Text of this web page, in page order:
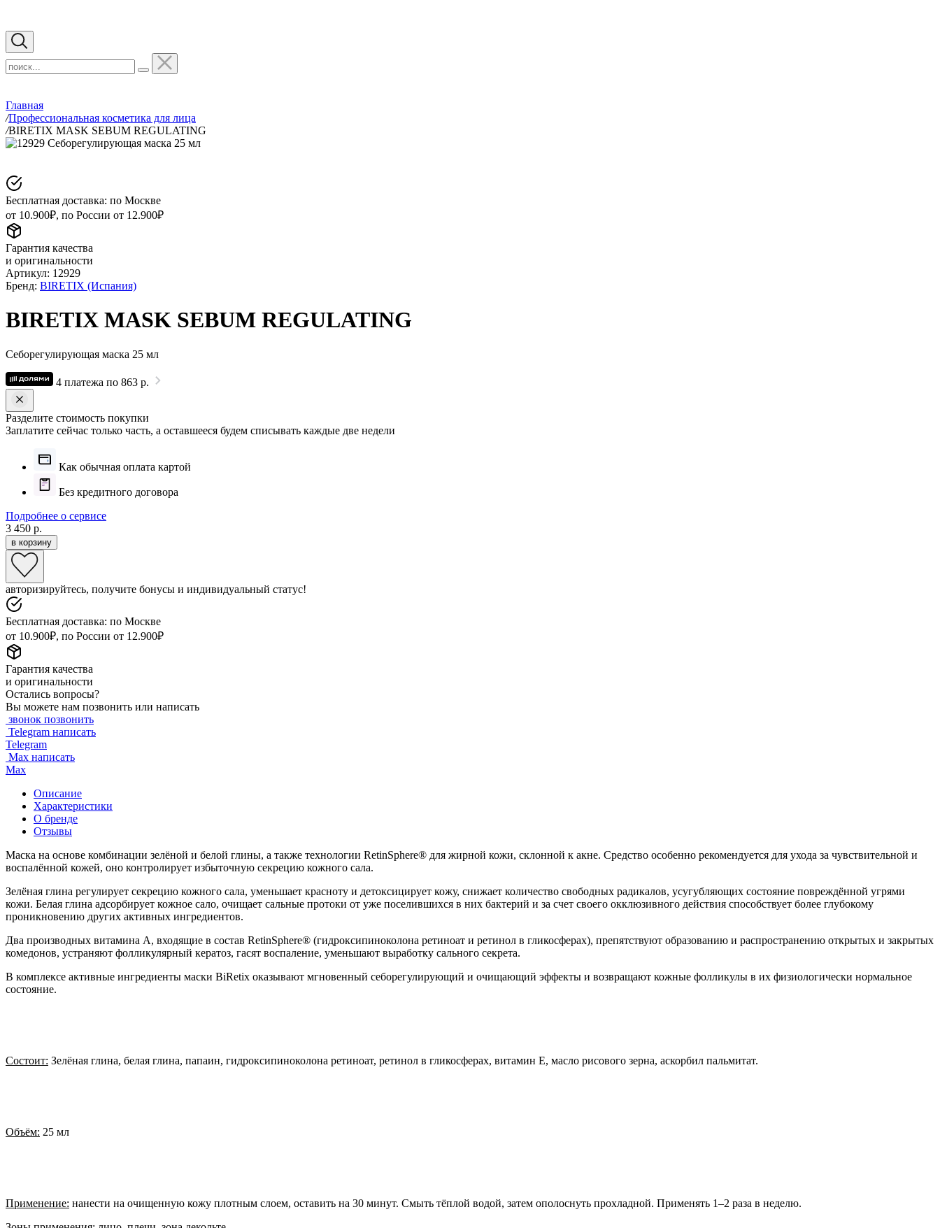
Главная
/Профессиональная косметика для лица
/BIRETIX MASK SEBUM REGULATING
Бесплатная доставка: по Москве
от 10.900₽, по России от 12.900₽
Гарантия качества
и оригинальности
Артикул: 12929
Бренд: BIRETIX (Испания)
BIRETIX MASK SEBUM REGULATING
Себорегулирующая маска 25 мл
4 платежа по 863 р.
Разделите стоимость покупки
Заплатите сейчас только часть, а оставшееся будем списывать каждые две недели
Как обычная оплата картой
Без кредитного договора
Подробнее о сервисе
3 450 р.
в корзину
авторизируйтесь, получите бонусы и индивидуальный статус!
Бесплатная доставка: по Москве
от 10.900₽, по России от 12.900₽
Гарантия качества
и оригинальности
Остались вопросы?
Вы можете нам позвонить или написать
звонок позвонить
Telegram написать
Telegram
Max написать
Max
Описание
Характеристики
О бренде
Отзывы
Маска на основе комбинации зелёной и белой глины, а также технологии RetinSphere® для жирной кожи, склонной к акне. Средство особенно рекомендуется для ухода за чувствительной и
воспалённой кожей, оно контролирует избыточную секрецию кожного сала.
Зелёная глина регулирует секрецию кожного сала, уменьшает красноту и детоксицирует кожу, снижает количество свободных радикалов, усугубляющих состояние повреждённой угрями
кожи. Белая глина адсорбирует кожное сало, очищает сальные протоки от уже поселившихся в них бактерий и за счет своего окклюзивного действия способствует более глубокому
проникновению других активных ингредиентов.
Два производных витамина А, входящие в состав RetinSphere® (гидроксипиноколона ретиноат и ретинол в гликосферах), препятствуют образованию и распространению открытых и закрытых
комедонов, устраняют фолликулярный кератоз, гасят воспаление, уменьшают выработку сального секрета.
В комплексе активные ингредиенты маски BiRetix оказывают мгновенный себорегулирующий и очищающий эффекты и возвращают кожные фолликулы в их физиологически нормальное
состояние.
Состоит: Зелёная глина, белая глина, папаин, гидроксипиноколона ретиноат, ретинол в гликосферах, витамин Е, масло рисового зерна, аскорбил пальмитат.
Объём: 25 мл
Применение: нанести на очищенную кожу плотным слоем, оставить на 30 минут. Смыть тёплой водой, затем ополоснуть прохладной. Применять 1–2 раза в неделю.